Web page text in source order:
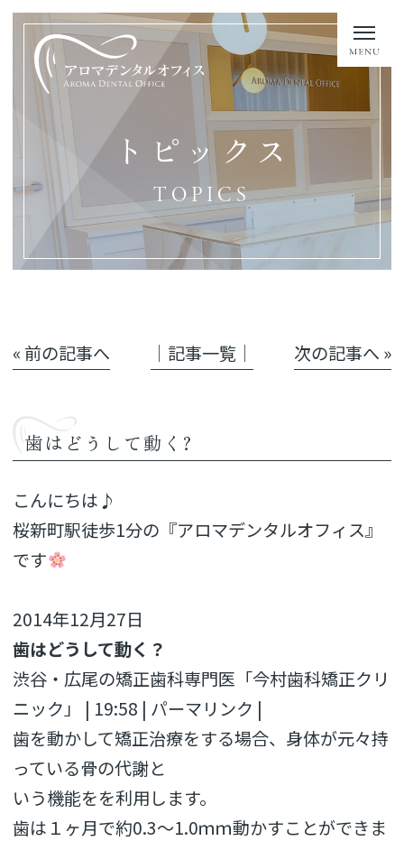
トピックス
TOPICS
« 前の記事へ │記事一覧│ 次の記事へ »
歯はどうして動く?
こんにちは♪
桜新町駅徒歩1分の『アロマデンタルオフィス』
です
2014年12月27日
歯はどうして動く？
渋谷・広尾の矯正歯科専門医「今村歯科矯正クリ
ニック」 | 19:58 | パーマリンク |
歯を動かして矯正治療をする場合、身体が元々持
っている骨の代謝と
いう機能をを利用します。
歯は１ヶ月で約0.3〜1.0ｍｍ動かすことができま